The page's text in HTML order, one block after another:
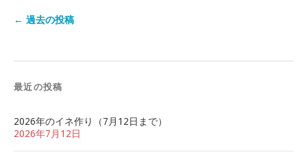
← 過去の投稿
最近の投稿
2026年のイネ作り（7月12日まで）
2026年7月12日